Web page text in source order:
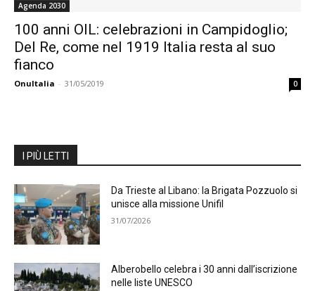
Agenda 2030
100 anni OIL: celebrazioni in Campidoglio;
Del Re, come nel 1919 Italia resta al suo
fianco
OnuItalia - 31/05/2019 0
I PIÙ LETTI
Da Trieste al Libano: la Brigata Pozzuolo si
unisce alla missione Unifil
31/07/2026
Alberobello celebra i 30 anni dall’iscrizione
nelle liste UNESCO